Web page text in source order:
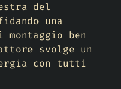
del
una
ben
svolge un
con tutti